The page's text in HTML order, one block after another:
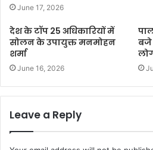
June 17, 2026
देश के टॉप 25 अधिकारियों में
सोलन के उपायुक्त मनमोहन
शर्मा
June 16, 2026
बजे
Leave a Reply